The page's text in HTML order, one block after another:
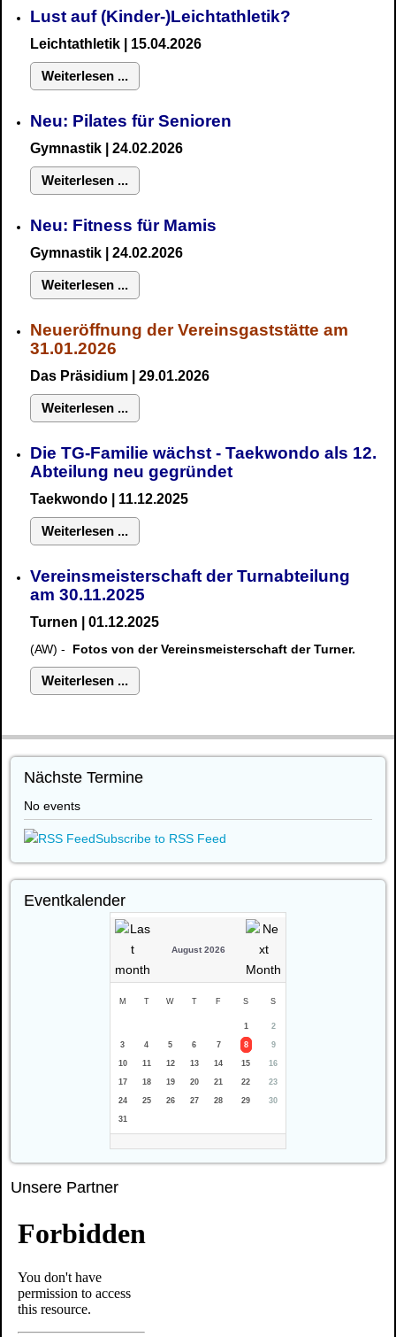
Lust auf (Kinder-)Leichtathletik?
Leichtathletik | 15.04.2026
Weiterlesen ...
Neu: Pilates für Senioren
Gymnastik | 24.02.2026
Weiterlesen ...
Neu: Fitness für Mamis
Gymnastik | 24.02.2026
Weiterlesen ...
Neueröffnung der Vereinsgaststätte am
31.01.2026
Das Präsidium | 29.01.2026
Weiterlesen ...
Die TG-Familie wächst - Taekwondo als 12.
Abteilung neu gegründet
Taekwondo | 11.12.2025
Weiterlesen ...
Vereinsmeisterschaft der Turnabteilung
am 30.11.2025
Turnen | 01.12.2025
(AW) - Fotos von der Vereinsmeisterschaft der Turner.
Weiterlesen ...
Nächste Termine
No events
Subscribe to RSS Feed
Eventkalender
August 2026
M T W T F S S
1 2
3 4 5 6 7 8 9
10 11 12 13 14 15 16
17 18 19 20 21 22 23
24 25 26 27 28 29 30
31
Unsere Partner